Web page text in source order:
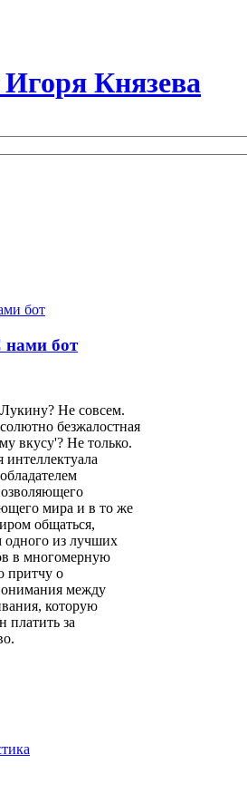
Игоря Князева
нами бот
Не совсем.
безжалостная
вкусу'? Не только.
мира и в то же
общаться,
одного из лучших
в многомерную
притчу о
между
которую
платить за